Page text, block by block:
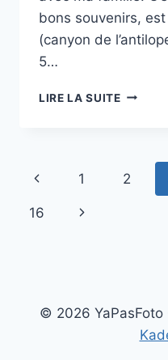
bons souvenirs, est
(canyon de
5…
LIRE LA SUITEPROJET
Navigation
de
Page
précédente
1 2
16
Page
© 2026 YaPasFoto